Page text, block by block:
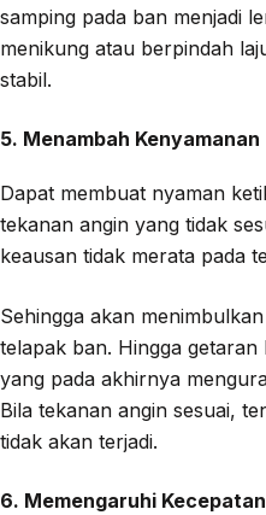
samping pada ban menjadi
menikung atau berpindah
stabil.
5. Menambah Kenyamanan
Dapat membuat nyaman
tekanan angin yang tidak
keausan tidak merata pada
Sehingga akan
telapak ban. Hingga
yang pada akhirnya
Bila tekanan angin sesuai,
tidak akan terjadi.
6. Memengaruhi